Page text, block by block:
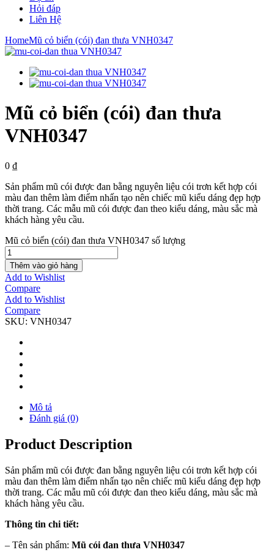
Hỏi đáp
Liên Hệ
HomeMũ cỏ biển (cói) đan thưa VNH0347
Mũ cỏ biển (cói) đan thưa
VNH0347
0 ₫
Sản phẩm mũ cói được đan bằng nguyên liệu cói trơn kết hợp cói
màu đan thêm làm điểm nhấn tạo nên chiếc mũ kiểu dáng đẹp hợp
thời trang. Các mẫu mũ cói được đan theo kiểu dáng, màu sắc mà
khách hàng yêu cầu.
Mũ cỏ biển (cói) đan thưa VNH0347 số lượng
Thêm vào giỏ hàng
Add to Wishlist
Compare
Add to Wishlist
Compare
SKU: VNH0347
Mô tả
Đánh giá (0)
Product Description
Sản phẩm mũ cói được đan bằng nguyên liệu cói trơn kết hợp cói
màu đan thêm làm điểm nhấn tạo nên chiếc mũ kiểu dáng đẹp hợp
thời trang. Các mẫu mũ cói được đan theo kiểu dáng, màu sắc mà
khách hàng yêu cầu.
Thông tin chi tiết:
– Tên sản phẩm: Mũ cói đan thưa VNH0347